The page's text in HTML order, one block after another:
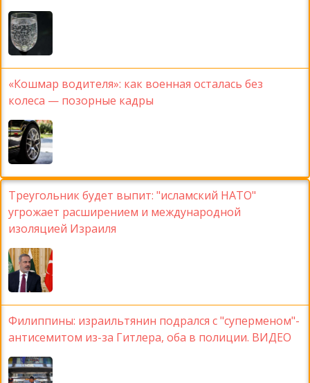
«Кошмар водителя»: как военная осталась без
колеса — позорные кадры
Треугольник будет выпит: "исламский НАТО"
угрожает расширением и международной
изоляцией Израиля
Филиппины: израильтянин подрался с "суперменом"-
антисемитом из-за Гитлера, оба в полиции. ВИДЕО